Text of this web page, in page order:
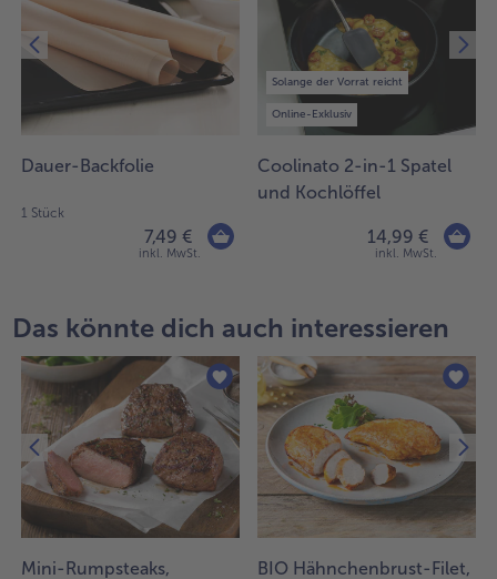
Weiterempfehlen &
Dauer-Backfolie
1 Stück
7,49 €
inkl. MwSt.
Solange der Vorrat reicht
Online-Exklusiv
Coolinato 2-in-1 Spatel
und Kochlöffel
14,99 €
inkl. MwSt.
Das könnte dich auch interessieren
Mini-Rumpsteaks,
BIO Hähnchenbrust-Filet,